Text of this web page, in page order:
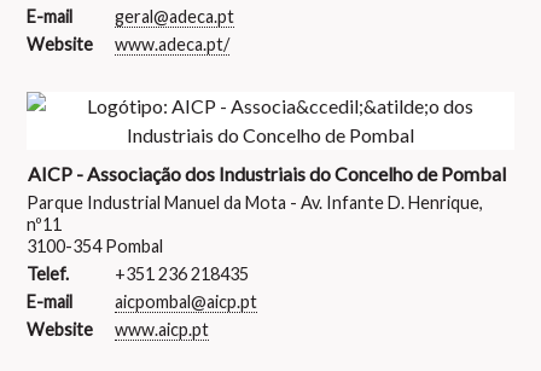
E-mail
geral@adeca.pt
Website
www.adeca.pt/
AICP - Associação dos Industriais do Concelho de Pombal
Parque Industrial Manuel da Mota - Av. Infante D. Henrique,
nº11
3100-354 Pombal
Telef.
+351 236 218435
E-mail
aicpombal@aicp.pt
Website
www.aicp.pt